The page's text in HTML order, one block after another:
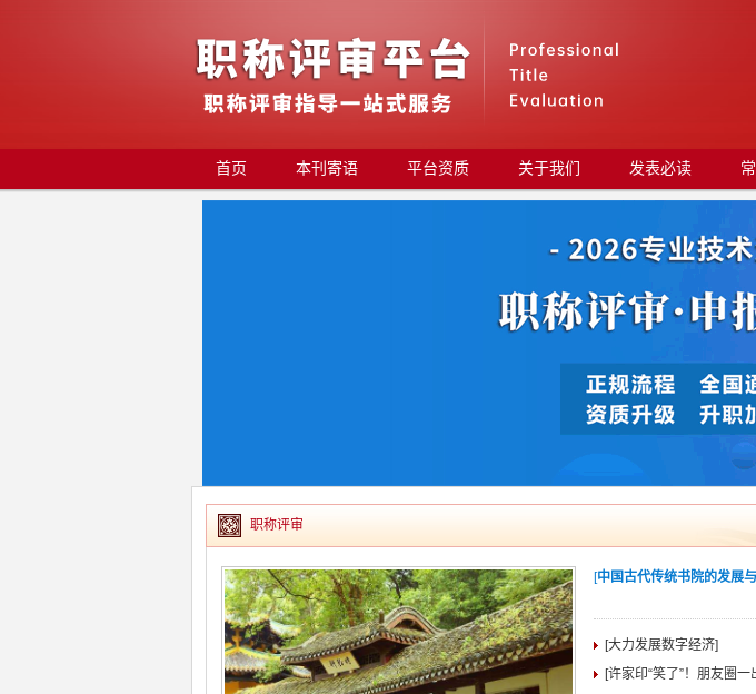
首页 本刊寄语 平台资质 关于我们 发表必读
职称评审
[中国古代传统书院的发展与建筑
[大力发展数字经济]
[许家印“笑了”！朋友圈